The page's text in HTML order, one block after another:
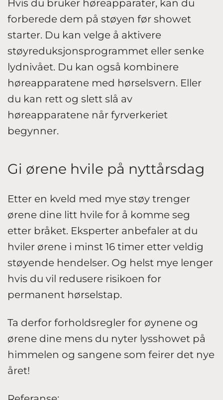
Hvis du bruker høreapparater, kan du
forberede dem på støyen før showet
starter. Du kan velge å aktivere
støyreduksjonsprogrammet eller senke
lydnivået. Du kan også kombinere
høreapparatene med hørselsvern. Eller
du kan rett og slett slå av
høreapparatene når fyrverkeriet
begynner.
Gi ørene hvile på nyttårsdag
Etter en kveld med mye støy trenger
ørene dine litt hvile for å komme seg
etter bråket. Eksperter anbefaler at du
hviler ørene i minst 16 timer etter veldig
støyende hendelser. Og helst mye lenger
hvis du vil redusere risikoen for
permanent hørselstap.
Ta derfor forholdsregler for øynene og
ørene dine mens du nyter lysshowet på
himmelen og sangene som feirer det nye
året!